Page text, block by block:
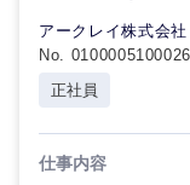
岐阜県
アークレイ株式会社
No.
正社員
仕事内容